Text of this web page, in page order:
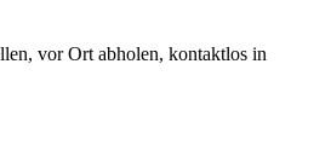
vor Ort abholen, kontaktlos in